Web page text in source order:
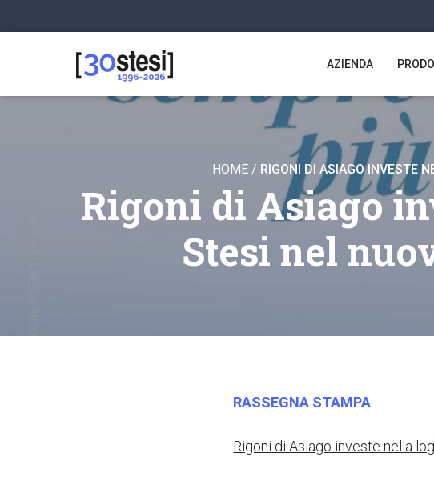
AZIENDA
HOME / RIGONI DI ASIAGO INVESTE
Rigoni di Asiago
Stesi nel
RASSEGNA STAMPA
Rigoni di Asiago investe nella